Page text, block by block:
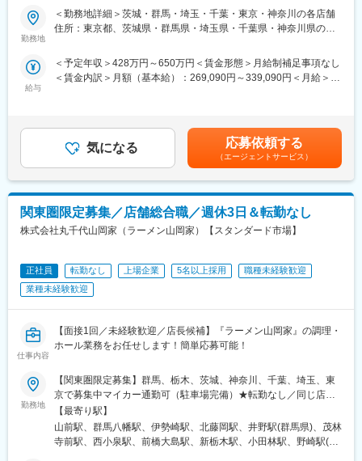
格可／年2回7連休取得制度有／残業代１分単位での支給／深夜営
業～
・飲食や小売り経験活かして大手企業で着実に年収UP＆キャリア
UPしていきたい！
いる環境でマネジメントメインに集中できる環境で店長・マネー
ジャー経験積んでいきたい！
■業務内容：
まずは「丸亀製麺」の店長として、以下業務に従事頂きます。
将来的にマネージャーとして複数店舗（イメージ5～7店舗）の管
理・運営などのマネジメント業務をお任せ
・シフト作成
※労務管理をメインに接客対応・調理業務・発注作業など、店舗運
営業務全般を担当します。
■研修体制：
充実した研修体制により、着実にキャリアアップを目指せます。
・基礎研修（3ヶ月間）：店舗デビュー前に基本をしっかりと身に
付けます
・実地研修（1ヶ月～2ヶ月間／各エリアの教育指定店舗）：実際
の店舗での営業を通じてスキルを磨きます
研修後は店長業務を経験し、新店の立ち上げや複数店舗管理な
勤務地
＜勤務地詳細＞茨城・群馬・埼玉・千葉・東京・神奈川の各店舗
住所：東京都、茨城県・群馬県・埼玉県・千葉県・神奈川県の各
給与
＜予定年収＞428万円～650万円＜賃金形態＞月給制補足事項なし
＜賃金内訳＞月額（基本給）：269,090円～339,090円＜月給＞
35歳・エリアマネージャー／月給53万円＋インセンティブ＋諸手
当537万円／28歳・スーパーバイザー／月給39万8000円＋インセ
ンティブ＋諸手当賃金はあくまでも目安の金額であり、選考を通
じて上下する可能性があります。月給(月額)は固定手当を含めた表
記です。
気になる 応募依頼する
（エージェントサービス）
関東圏限定募集／店舗総合職／週休3日＆転勤なし
株式会社丸千代山岡家（ラーメン山岡家）【スタンダード市場】
正社員 転勤なし 上場企業 5名以上採用
職種未経験歓迎
業種未経験歓迎
仕事内容
【面接1回／未経験歓迎／店長候補】『ラーメン山岡家』の調理・
ホール業務をお任せします！簡単応募可能！
勤務地
【関東圏限定募集】群馬、栃木、茨城、神奈川、千葉、埼玉、東
京で募集中マイカー通勤可（駐車場完備）★転勤なし／同じ店舗
で長期勤務可能（週休3日制の場合）※週休2日制にキャリアチェ
ンジした場合、「転勤あり」に変更となります。
【最寄り駅】
山前駅、群馬八幡駅、伊勢崎駅、北藤岡駅、井野駅(群馬県)、茂林
寺前駅、西小泉駅、前橋大島駅、新栃木駅、小田林駅、野崎駅(栃